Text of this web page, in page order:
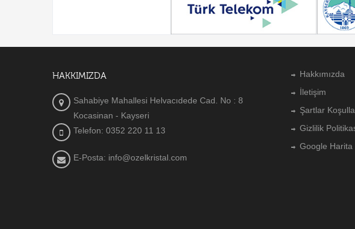
HAKKIMIZDA
Sahabiye Mahallesi Helvacıdede Cad. No : 8
Kocasinan - Kayseri
Telefon: 0352 220 11 13
E-Posta: info@ozelkristal.com
Hakkımızda
İletişim
Şartlar
Gizlilik
Google Harita